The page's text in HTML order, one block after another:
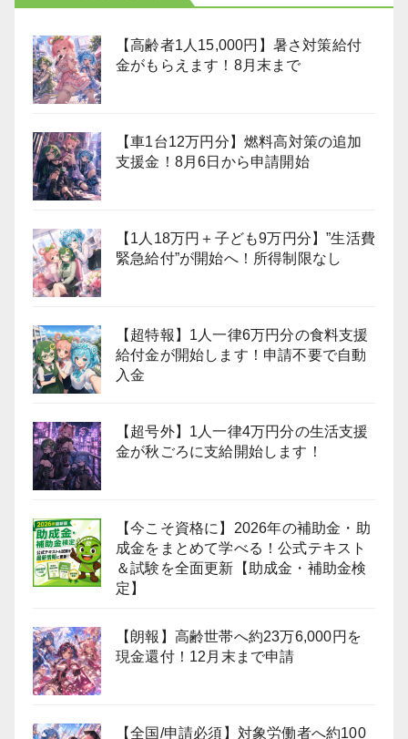
【高齢者1人15,000円】暑さ対策給付
金がもらえます！8月末まで
【車1台12万円分】燃料高対策の追加
支援金！8月6日から申請開始
【1人18万円＋子ども9万円分】”生活費
緊急給付”が開始へ！所得制限なし
【超特報】1人一律6万円分の食料支援
給付金が開始します！申請不要で自動
入金
【超号外】1人一律4万円分の生活支援
金が秋ごろに支給開始します！
【今こそ資格に】2026年の補助金・助
成金をまとめて学べる！公式テキスト
＆試験を全面更新【助成金・補助金検
定】
【朗報】高齢世帯へ約23万6,000円を
現金還付！12月末まで申請
【全国/申請必須】対象労働者へ約100